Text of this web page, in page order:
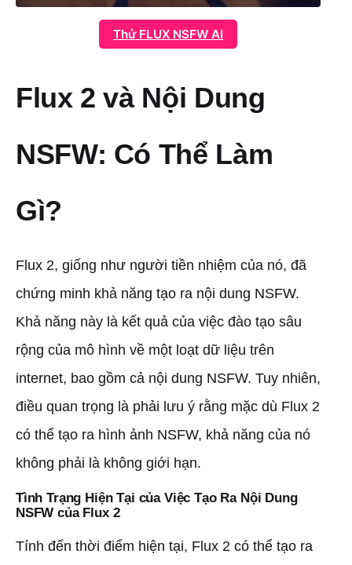
Thử FLUX NSFW AI
Flux 2 và Nội Dung
NSFW: Có Thể Làm
Gì?
Flux 2, giống như người tiền nhiệm của nó, đã
chứng minh khả năng tạo ra nội dung NSFW.
Khả năng này là kết quả của việc đào tạo sâu
rộng của mô hình về một loạt dữ liệu trên
internet, bao gồm cả nội dung NSFW. Tuy nhiên,
điều quan trọng là phải lưu ý rằng mặc dù Flux 2
có thể tạo ra hình ảnh NSFW, khả năng của nó
không phải là không giới hạn.
Tình Trạng Hiện Tại của Việc Tạo Ra Nội Dung
NSFW của Flux 2
Tính đến thời điểm hiện tại, Flux 2 có thể tạo ra